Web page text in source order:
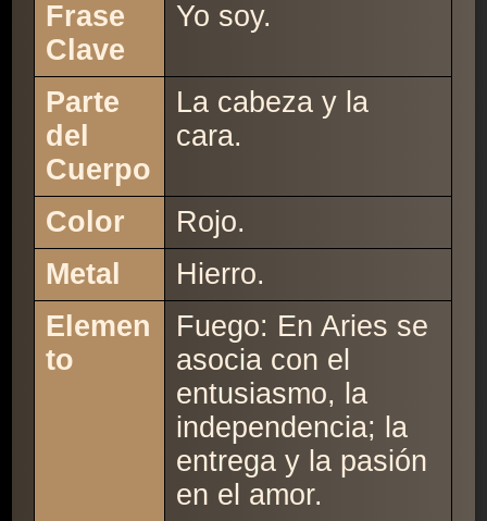
Frase
Clave
Yo soy.
Parte
del
Cuerpo
La cabeza y la
cara.
Color
Rojo.
Metal
Hierro.
Elemen
to
Fuego: En Aries se
asocia con el
entusiasmo, la
independencia; la
entrega y la pasión
en el amor.